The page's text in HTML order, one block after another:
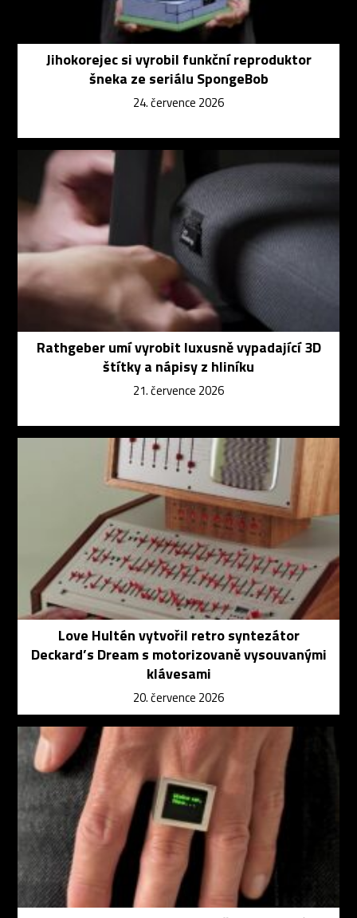
Jihokorejec si vyrobil funkční reproduktor
šneka ze seriálu SpongeBob
24. července 2026
Rathgeber umí vyrobit luxusně vypadající 3D
štítky a nápisy z hliníku
21. července 2026
Love Hultén vytvořil retro syntezátor
Deckard’s Dream s motorizovaně vysouvanými
klávesami
20. července 2026